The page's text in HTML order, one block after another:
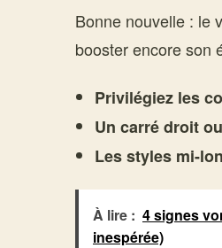
Bonne nouvelle : le
booster encore son
Privilégiez les
Un carré droit
Les styles mi-
À lire : 4 signes
inespérée)